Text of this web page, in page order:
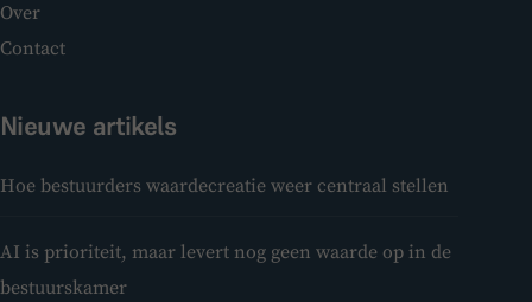
Over
Contact
Nieuwe artikels
Hoe bestuurders waardecreatie weer centraal stellen
AI is prioriteit, maar levert nog geen waarde op in de
bestuurskamer